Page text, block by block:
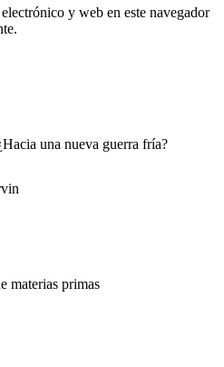
y web en este navegador
una nueva guerra fría?
materias primas